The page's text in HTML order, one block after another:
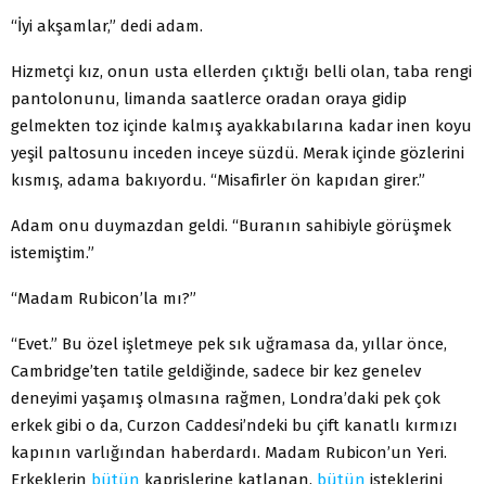
“İyi akşamlar,” dedi adam.
Hizmetçi kız, onun usta ellerden çıktığı belli olan, taba rengi
pantolonunu, limanda saatlerce oradan ora­ya gidip
gelmekten toz içinde kalmış ayakkabılarına kadar inen koyu
yeşil paltosunu inceden inceye süzdü. Merak içinde gözlerini
kısmış, adama bakıyordu. “Mi­safirler ön kapıdan girer.”
Adam onu duymazdan geldi. “Buranın sahibiyle gö­rüşmek
istemiştim.”
“Madam Rubicon’la mı?”
“Evet.” Bu özel işletmeye pek sık uğramasa da, yıllar önce,
Cambridge’ten tatile geldiğinde, sade­ce bir kez genelev
deneyimi yaşamış olmasına rağ­men, Londra’daki pek çok
erkek gibi o da, Curzon Caddesi’ndeki bu çift kanatlı kırmızı
kapının varlığın­dan haberdardı. Madam Rubicon’un Yeri.
Erkeklerin bütün kaprislerine katlanan, bütün isteklerini